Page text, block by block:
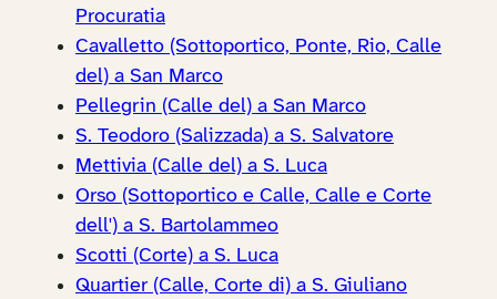
Procuratia
Cavalletto (Sottoportico, Ponte, Rio, Calle
del) a San Marco
Pellegrin (Calle del) a San Marco
S. Teodoro (Salizzada) a S. Salvatore
Mettivia (Calle del) a S. Luca
Orso (Sottoportico e Calle, Calle e Corte
dell') a S. Bartolammeo
Scotti (Corte) a S. Luca
Quartier (Calle, Corte di) a S. Giuliano